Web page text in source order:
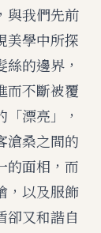
與我們先前
美學中所探
的邊界，
而不斷被覆
漂亮」，
滄桑之間的
的面相，而
，以及服飾
卻又和諧自